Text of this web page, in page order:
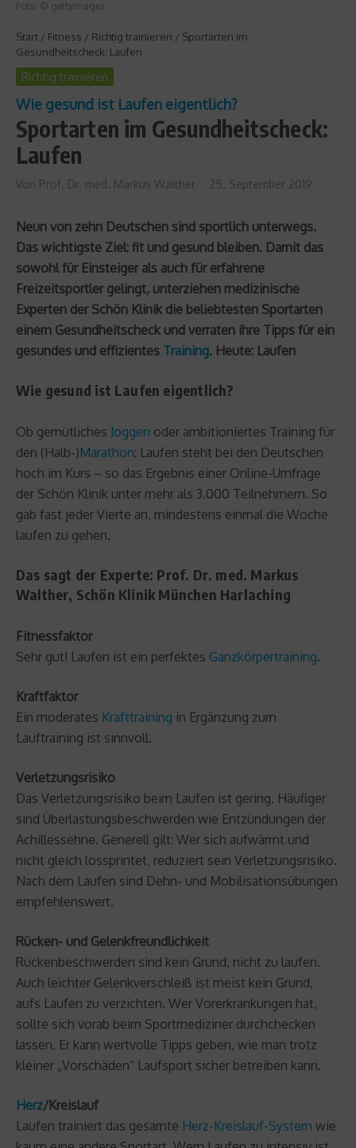
Foto: © gettyimages
Start / Fitness / Richtig trainieren / Sportarten im
Gesundheitscheck: Laufen
Richtig trainieren
Wie gesund ist Laufen eigentlich?
Sportarten im Gesundheitscheck:
Laufen
Von Prof. Dr. med. Markus Walther 25. September 2019
Neun von zehn Deutschen sind sportlich unterwegs.
Das wichtigste Ziel: fit und gesund bleiben. Damit das
sowohl für Einsteiger als auch für erfahrene
Freizeitsportler gelingt, unterziehen medizinische
Experten der Schön Klinik die beliebtesten Sportarten
einem Gesundheitscheck und verraten ihre Tipps für ein
gesundes und effizientes Training. Heute: Laufen
Wie gesund ist Laufen eigentlich?
Ob gemütliches Joggen oder ambitioniertes Training für
den (Halb-)Marathon: Laufen steht bei den Deutschen
hoch im Kurs – so das Ergebnis einer Online-Umfrage
der Schön Klinik unter mehr als 3.000 Teilnehmern. So
gab fast jeder Vierte an, mindestens einmal die Woche
laufen zu gehen.
Das sagt der Experte: Prof. Dr. med. Markus
Walther, Schön Klinik München Harlaching
Fitnessfaktor
Sehr gut! Laufen ist ein perfektes Ganzkörpertraining.
Kraftfaktor
Ein moderates Krafttraining in Ergänzung zum
Lauftraining ist sinnvoll.
Verletzungsrisiko
Das Verletzungsrisiko beim Laufen ist gering. Häufiger
sind Überlastungsbeschwerden wie Entzündungen der
Achillessehne. Generell gilt: Wer sich aufwärmt und
nicht gleich lossprintet, reduziert sein Verletzungsrisiko.
Nach dem Laufen sind Dehn- und Mobilisationsübungen
empfehlenswert.
Rücken- und Gelenkfreundlichkeit
Rückenbeschwerden sind kein Grund, nicht zu laufen.
Auch leichter Gelenkverschleiß ist meist kein Grund,
aufs Laufen zu verzichten. Wer Vorerkrankungen hat,
sollte sich vorab beim Sportmediziner durchchecken
lassen. Er kann wertvolle Tipps geben, wie man trotz
kleiner „Vorschäden“ Laufsport sicher betreiben kann.
Herz/Kreislauf
Laufen trainiert das gesamte Herz-Kreislauf-System wie